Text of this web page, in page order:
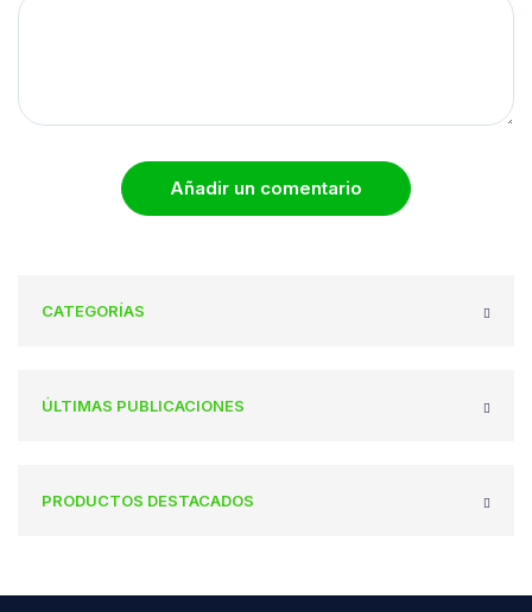
Añadir un comentario
CATEGORÍAS
ÚLTIMAS PUBLICACIONES
PRODUCTOS DESTACADOS